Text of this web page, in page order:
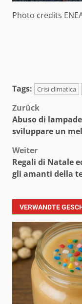
Photo credits
Tags: Crisi climatica
Zurück
Abuso di
sviluppare un
Weiter
Regali di Natale
gli amanti della
VERWANDTE